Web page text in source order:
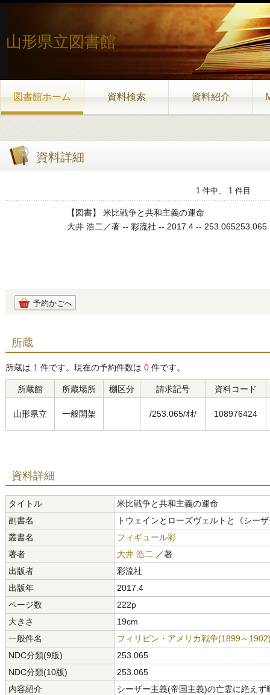
山形県立図書館
図書館ホーム 資料検索 資料紹介
資料詳細
1 件中、 1 件目
【図書】 米比戦争と共和主義の運命
大井 浩二／著 -- 彩流社 -- 2017.4 --
予約かごへ
所蔵
所蔵は 1 件です。現在の予約件数は 0 件です。
所蔵館 所蔵場所 棚区分 請求記号 資料コード
山形県立 一般開架 /253.065/ｵｵ/ 108976424
資料詳細
タイトル
米比戦争と共和主義の運命
副書名
トウェインとローズヴェルトと《シー
叢書名
フィギュール彩
著者
大井 浩二 ／著
出版者
彩流社
出版年
2017.4
ページ数
222p
大きさ
19cm
一般件名
フィリピン・アメリカ戦争(1899～
NDC分類(9版)
253.065
NDC分類(10版)
253.065
内容紹介
シーザー主義(帝国主義)の亡霊に絶え